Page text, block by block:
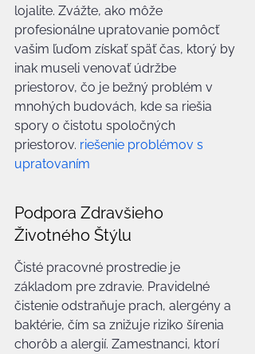
lojalite. Zvážte, ako môže
profesionálne upratovanie pomôcť
vašim ľuďom získať späť čas, ktorý by
inak museli venovať údržbe
priestorov, čo je bežný problém v
mnohých budovách, kde sa riešia
spory o čistotu spoločných
priestorov. riešenie problémov s
upratovaním
Podpora Zdravšieho
Životného Štýlu
Čisté pracovné prostredie je
základom pre zdravie. Pravidelné
čistenie odstraňuje prach, alergény a
baktérie, čím sa znižuje riziko šírenia
chorôb a alergií. Zamestnanci, ktorí